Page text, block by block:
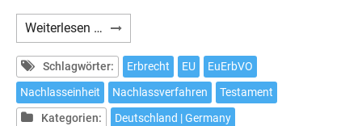
Weiterlesen … Europäische
Erbrechtsverordnung
am
Beispiel
Spanien
Schlagwörter: Erbrecht EU
EuErbVO
Nachlasseinheit
Nachlassverfahren
Testament
Kategorien:
Deutschland | Germany